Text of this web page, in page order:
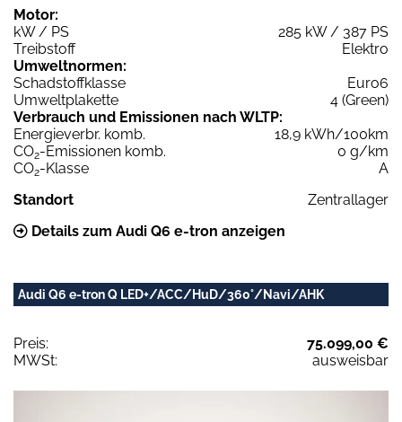
Motor:
kW / PS
285 kW / 387 PS
Treibstoff
Elektro
Umweltnormen:
Schadstoffklasse
Euro6
Umweltplakette
4 (Green)
Verbrauch und Emissionen nach WLTP:
Energieverbr. komb.
18,9 kWh/100km
CO2-Emissionen komb.
0 g/km
CO2-Klasse
A
Standort
Zentrallager
Details zum Audi Q6 e-tron anzeigen
Audi Q6 e-tron Q LED+/ACC/HuD/360°/Navi/AHK
Preis:
75.099,00 €
MWSt:
ausweisbar